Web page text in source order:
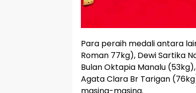
Para peraih medali antara
Roman 77kg), Dewi Sartika
Bulan Oktapia Manalu
Agata Clara Br Tarigan